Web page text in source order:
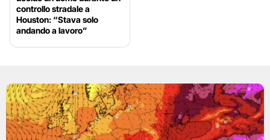
controllo stradale a
Houston: “Stava solo
andando a lavoro”